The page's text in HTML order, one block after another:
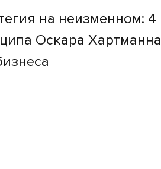
на неизменном: 4
Оскара Хартманна